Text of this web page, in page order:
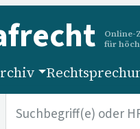
Online-
für